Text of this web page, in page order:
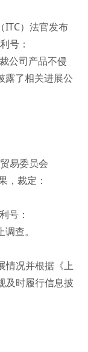
ITC）法官发布
号：
公司产品不侵
露了相关进展公
易委员会
，裁定：
号：
查。
情况并根据《上
及时履行信息披